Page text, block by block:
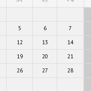
5 6 7
12 13 14
19 20 21
26 27 28